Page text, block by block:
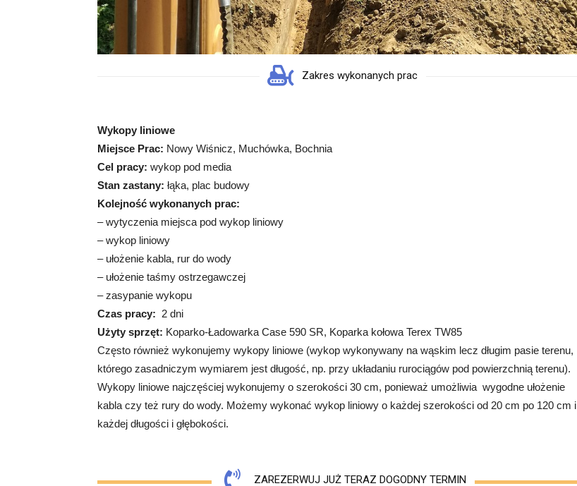
Zakres wykonanych prac
Wykopy liniowe
Miejsce Prac: Nowy Wiśnicz, Muchówka, Bochnia
Cel pracy: wykop pod media
Stan zastany: łąka, plac budowy
Kolejność wykonanych prac:
– wytyczenia miejsca pod wykop liniowy
– wykop liniowy
– ułożenie kabla, rur do wody
– ułożenie taśmy ostrzegawczej
– zasypanie wykopu
Czas pracy: 2 dni
Użyty sprzęt: Koparko-Ładowarka Case 590 SR, Koparka kołowa Terex TW85
Często również wykonujemy wykopy liniowe (wykop wykonywany na wąskim lecz długim pasie terenu,
którego zasadniczym wymiarem jest długość, np. przy układaniu rurociągów pod powierzchnią terenu).
Wykopy liniowe najczęściej wykonujemy o szerokości 30 cm, ponieważ umożliwia wygodne ułożenie
kabla czy też rury do wody. Możemy wykonać wykop liniowy o każdej szerokości od 20 cm po 120 cm i
każdej długości i głębokości.
ZAREZERWUJ JUŻ TERAZ DOGODNY TERMIN